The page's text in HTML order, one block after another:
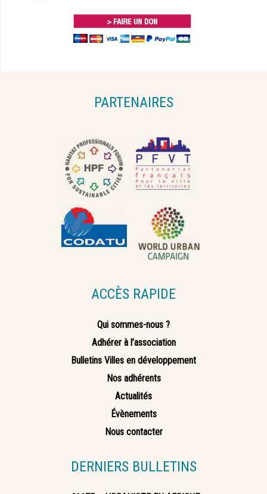
PARTENAIRES
ACCÈS RAPIDE
Qui sommes-nous ?
Adhérer à l’association
Bulletins Villes en développement
Nos adhérents
Actualités
Évènements
Nous contacter
DERNIERS BULLETINS